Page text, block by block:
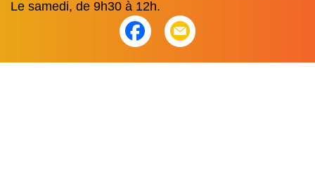
Le samedi, de 9h30 à 12h.